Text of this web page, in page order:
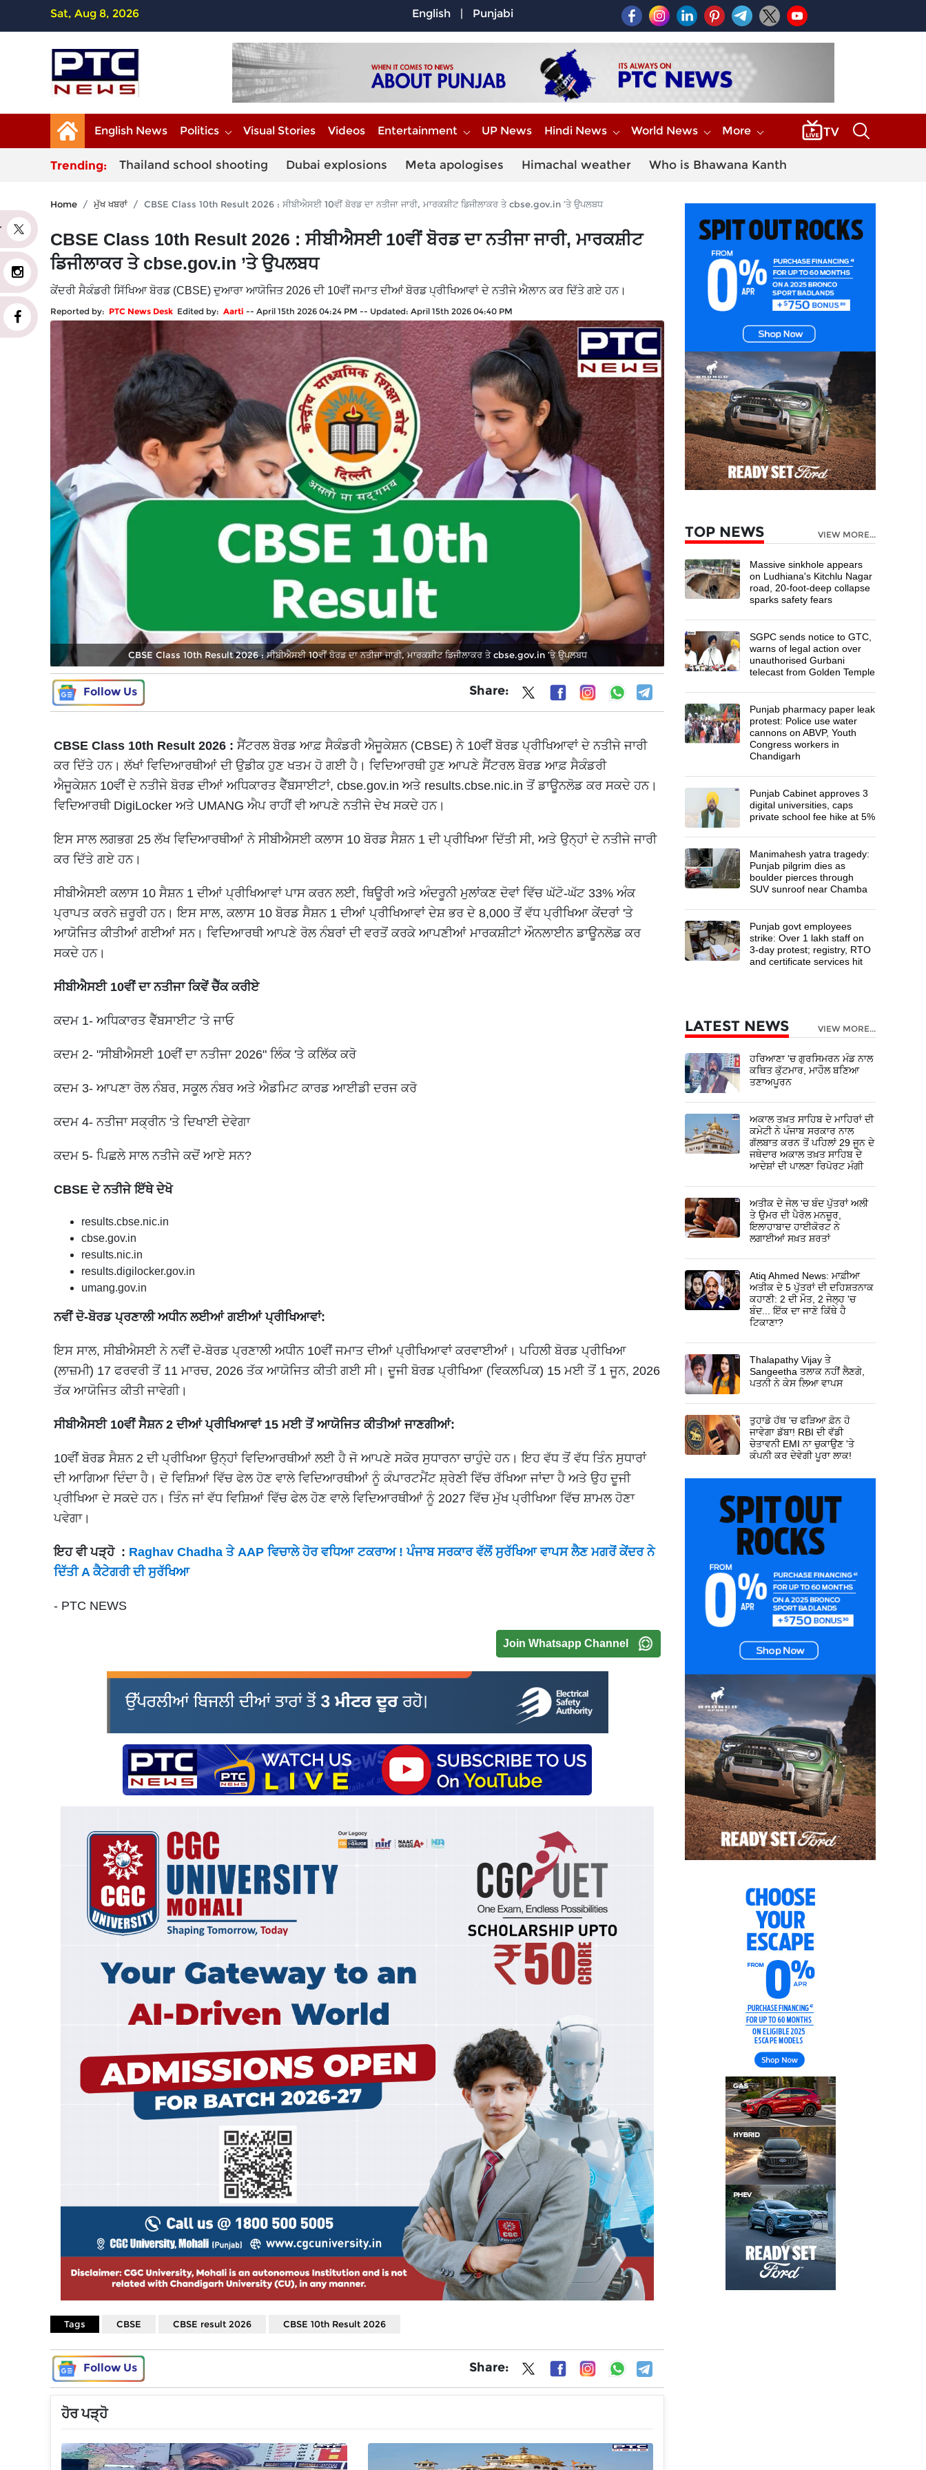
Sat, Aug 8, 2026 English | Punjabi
English News Politics Visual Stories Videos Entertainment UP News Hindi News World News More
Trending: Thailand school shooting Dubai explosions Meta apologises Himachal weather Who is Bhawana Kanth
Home ਮੁੱਖ ਖਬਰਾਂ CBSE Class 10th Result 2026 : ਸੀਬੀਐਸਈ 10ਵੀਂ ਬੋਰਡ ਦਾ ਨਤੀਜਾ ਜਾਰੀ, ਮਾਰਕਸ਼ੀਟ ਡਿਜੀਲਾਕਰ ਤੇ cbse.gov.in ’ਤੇ ਉਪਲਬਧ
CBSE Class 10th Result 2026 : ਸੀਬੀਐਸਈ 10ਵੀਂ ਬੋਰਡ ਦਾ ਨਤੀਜਾ ਜਾਰੀ, ਮਾਰਕਸ਼ੀਟ
ਡਿਜੀਲਾਕਰ ਤੇ cbse.gov.in ’ਤੇ ਉਪਲਬਧ
ਕੇਂਦਰੀ ਸੈਕੰਡਰੀ ਸਿੱਖਿਆ ਬੋਰਡ (CBSE) ਦੁਆਰਾ ਆਯੋਜਿਤ 2026 ਦੀ 10ਵੀਂ ਜਮਾਤ ਦੀਆਂ ਬੋਰਡ ਪ੍ਰੀਖਿਆਵਾਂ ਦੇ ਨਤੀਜੇ ਐਲਾਨ ਕਰ ਦਿੱਤੇ ਗਏ ਹਨ।
Reported by: PTC News Desk Edited by: Aarti -- April 15th 2026 04:24 PM -- Updated: April 15th 2026 04:40 PM
CBSE Class 10th Result 2026 : ਸੀਬੀਐਸਈ 10ਵੀਂ ਬੋਰਡ ਦਾ ਨਤੀਜਾ ਜਾਰੀ, ਮਾਰਕਸ਼ੀਟ ਡਿਜੀਲਾਕਰ ਤੇ cbse.gov.in ’ਤੇ ਉਪਲਬਧ
Follow Us Share:
CBSE Class 10th Result 2026 : ਸੈਂਟਰਲ ਬੋਰਡ ਆਫ਼ ਸੈਕੰਡਰੀ ਐਜੂਕੇਸ਼ਨ (CBSE) ਨੇ 10ਵੀਂ ਬੋਰਡ ਪ੍ਰੀਖਿਆਵਾਂ ਦੇ ਨਤੀਜੇ ਜਾਰੀ
ਕਰ ਦਿੱਤੇ ਹਨ। ਲੱਖਾਂ ਵਿਦਿਆਰਥੀਆਂ ਦੀ ਉਡੀਕ ਹੁਣ ਖਤਮ ਹੋ ਗਈ ਹੈ। ਵਿਦਿਆਰਥੀ ਹੁਣ ਆਪਣੇ ਸੈਂਟਰਲ ਬੋਰਡ ਆਫ਼ ਸੈਕੰਡਰੀ
ਐਜੂਕੇਸ਼ਨ 10ਵੀਂ ਦੇ ਨਤੀਜੇ ਬੋਰਡ ਦੀਆਂ ਅਧਿਕਾਰਤ ਵੈੱਬਸਾਈਟਾਂ, cbse.gov.in ਅਤੇ results.cbse.nic.in ਤੋਂ ਡਾਊਨਲੋਡ ਕਰ ਸਕਦੇ ਹਨ।
ਵਿਦਿਆਰਥੀ DigiLocker ਅਤੇ UMANG ਐਪ ਰਾਹੀਂ ਵੀ ਆਪਣੇ ਨਤੀਜੇ ਦੇਖ ਸਕਦੇ ਹਨ।
ਇਸ ਸਾਲ ਲਗਭਗ 25 ਲੱਖ ਵਿਦਿਆਰਥੀਆਂ ਨੇ ਸੀਬੀਐਸਈ ਕਲਾਸ 10 ਬੋਰਡ ਸੈਸ਼ਨ 1 ਦੀ ਪ੍ਰੀਖਿਆ ਦਿੱਤੀ ਸੀ, ਅਤੇ ਉਨ੍ਹਾਂ ਦੇ ਨਤੀਜੇ ਜਾਰੀ
ਕਰ ਦਿੱਤੇ ਗਏ ਹਨ।
ਸੀਬੀਐਸਈ ਕਲਾਸ 10 ਸੈਸ਼ਨ 1 ਦੀਆਂ ਪ੍ਰੀਖਿਆਵਾਂ ਪਾਸ ਕਰਨ ਲਈ, ਥਿਊਰੀ ਅਤੇ ਅੰਦਰੂਨੀ ਮੁਲਾਂਕਣ ਦੋਵਾਂ ਵਿੱਚ ਘੱਟੋ-ਘੱਟ 33% ਅੰਕ
ਪ੍ਰਾਪਤ ਕਰਨੇ ਜ਼ਰੂਰੀ ਹਨ। ਇਸ ਸਾਲ, ਕਲਾਸ 10 ਬੋਰਡ ਸੈਸ਼ਨ 1 ਦੀਆਂ ਪ੍ਰੀਖਿਆਵਾਂ ਦੇਸ਼ ਭਰ ਦੇ 8,000 ਤੋਂ ਵੱਧ ਪ੍ਰੀਖਿਆ ਕੇਂਦਰਾਂ 'ਤੇ
ਆਯੋਜਿਤ ਕੀਤੀਆਂ ਗਈਆਂ ਸਨ। ਵਿਦਿਆਰਥੀ ਆਪਣੇ ਰੋਲ ਨੰਬਰਾਂ ਦੀ ਵਰਤੋਂ ਕਰਕੇ ਆਪਣੀਆਂ ਮਾਰਕਸ਼ੀਟਾਂ ਔਨਲਾਈਨ ਡਾਊਨਲੋਡ ਕਰ
ਸਕਦੇ ਹਨ।
ਸੀਬੀਐਸਈ 10ਵੀਂ ਦਾ ਨਤੀਜਾ ਕਿਵੇਂ ਚੈੱਕ ਕਰੀਏ
ਕਦਮ 1- ਅਧਿਕਾਰਤ ਵੈੱਬਸਾਈਟ 'ਤੇ ਜਾਓ
ਕਦਮ 2- "ਸੀਬੀਐਸਈ 10ਵੀਂ ਦਾ ਨਤੀਜਾ 2026" ਲਿੰਕ 'ਤੇ ਕਲਿੱਕ ਕਰੋ
ਕਦਮ 3- ਆਪਣਾ ਰੋਲ ਨੰਬਰ, ਸਕੂਲ ਨੰਬਰ ਅਤੇ ਐਡਮਿਟ ਕਾਰਡ ਆਈਡੀ ਦਰਜ ਕਰੋ
ਕਦਮ 4- ਨਤੀਜਾ ਸਕ੍ਰੀਨ 'ਤੇ ਦਿਖਾਈ ਦੇਵੇਗਾ
ਕਦਮ 5- ਪਿਛਲੇ ਸਾਲ ਨਤੀਜੇ ਕਦੋਂ ਆਏ ਸਨ?
CBSE ਦੇ ਨਤੀਜੇ ਇੱਥੇ ਦੇਖੋ
results.cbse.nic.in
cbse.gov.in
results.nic.in
results.digilocker.gov.in
umang.gov.in
ਨਵੀਂ ਦੋ-ਬੋਰਡ ਪ੍ਰਣਾਲੀ ਅਧੀਨ ਲਈਆਂ ਗਈਆਂ ਪ੍ਰੀਖਿਆਵਾਂ:
ਇਸ ਸਾਲ, ਸੀਬੀਐਸਈ ਨੇ ਨਵੀਂ ਦੋ-ਬੋਰਡ ਪ੍ਰਣਾਲੀ ਅਧੀਨ 10ਵੀਂ ਜਮਾਤ ਦੀਆਂ ਪ੍ਰੀਖਿਆਵਾਂ ਕਰਵਾਈਆਂ। ਪਹਿਲੀ ਬੋਰਡ ਪ੍ਰੀਖਿਆ
(ਲਾਜ਼ਮੀ) 17 ਫਰਵਰੀ ਤੋਂ 11 ਮਾਰਚ, 2026 ਤੱਕ ਆਯੋਜਿਤ ਕੀਤੀ ਗਈ ਸੀ। ਦੂਜੀ ਬੋਰਡ ਪ੍ਰੀਖਿਆ (ਵਿਕਲਪਿਕ) 15 ਮਈ ਤੋਂ 1 ਜੂਨ, 2026
ਤੱਕ ਆਯੋਜਿਤ ਕੀਤੀ ਜਾਵੇਗੀ।
ਸੀਬੀਐਸਈ 10ਵੀਂ ਸੈਸ਼ਨ 2 ਦੀਆਂ ਪ੍ਰੀਖਿਆਵਾਂ 15 ਮਈ ਤੋਂ ਆਯੋਜਿਤ ਕੀਤੀਆਂ ਜਾਣਗੀਆਂ:
10ਵੀਂ ਬੋਰਡ ਸੈਸ਼ਨ 2 ਦੀ ਪ੍ਰੀਖਿਆ ਉਨ੍ਹਾਂ ਵਿਦਿਆਰਥੀਆਂ ਲਈ ਹੈ ਜੋ ਆਪਣੇ ਸਕੋਰ ਸੁਧਾਰਨਾ ਚਾਹੁੰਦੇ ਹਨ। ਇਹ ਵੱਧ ਤੋਂ ਵੱਧ ਤਿੰਨ ਸੁਧਾਰਾਂ
ਦੀ ਆਗਿਆ ਦਿੰਦਾ ਹੈ। ਦੋ ਵਿਸ਼ਿਆਂ ਵਿੱਚ ਫੇਲ ਹੋਣ ਵਾਲੇ ਵਿਦਿਆਰਥੀਆਂ ਨੂੰ ਕੰਪਾਰਟਮੈਂਟ ਸ਼੍ਰੇਣੀ ਵਿੱਚ ਰੱਖਿਆ ਜਾਂਦਾ ਹੈ ਅਤੇ ਉਹ ਦੂਜੀ
ਪ੍ਰੀਖਿਆ ਦੇ ਸਕਦੇ ਹਨ। ਤਿੰਨ ਜਾਂ ਵੱਧ ਵਿਸ਼ਿਆਂ ਵਿੱਚ ਫੇਲ ਹੋਣ ਵਾਲੇ ਵਿਦਿਆਰਥੀਆਂ ਨੂੰ 2027 ਵਿੱਚ ਮੁੱਖ ਪ੍ਰੀਖਿਆ ਵਿੱਚ ਸ਼ਾਮਲ ਹੋਣਾ
ਪਵੇਗਾ।
ਇਹ ਵੀ ਪੜ੍ਹੋ : Raghav Chadha ਤੇ AAP ਵਿਚਾਲੇ ਹੋਰ ਵਧਿਆ ਟਕਰਾਅ ! ਪੰਜਾਬ ਸਰਕਾਰ ਵੱਲੋਂ ਸੁਰੱਖਿਆ ਵਾਪਸ ਲੈਣ ਮਗਰੋਂ ਕੇਂਦਰ ਨੇ
ਦਿੱਤੀ A ਕੈਟੇਗਰੀ ਦੀ ਸੁਰੱਖਿਆ
- PTC NEWS
Join Whatsapp Channel
Tags CBSE CBSE result 2026 CBSE 10th Result 2026
Follow Us Share:
ਹੋਰ ਪੜ੍ਹੋ
TOP NEWS VIEW MORE...
Massive sinkhole appears
on Ludhiana's Kitchlu Nagar
road, 20-foot-deep collapse
sparks safety fears
SGPC sends notice to GTC,
warns of legal action over
unauthorised Gurbani
telecast from Golden Temple
Punjab pharmacy paper leak
protest: Police use water
cannons on ABVP, Youth
Congress workers in
Chandigarh
Punjab Cabinet approves 3
digital universities, caps
private school fee hike at 5%
Manimahesh yatra tragedy:
Punjab pilgrim dies as
boulder pierces through
SUV sunroof near Chamba
Punjab govt employees
strike: Over 1 lakh staff on
3-day protest; registry, RTO
and certificate services hit
LATEST NEWS VIEW MORE...
ਹਰਿਆਣਾ 'ਚ ਗੁਰਸਿਮਰਨ ਮੰਡ ਨਾਲ
ਕਥਿਤ ਕੁੱਟਮਾਰ, ਮਾਹੌਲ ਬਣਿਆ
ਤਣਾਅਪੂਰਨ
ਅਕਾਲ ਤਖ਼ਤ ਸਾਹਿਬ ਦੇ ਮਾਹਿਰਾਂ ਦੀ
ਕਮੇਟੀ ਨੇ ਪੰਜਾਬ ਸਰਕਾਰ ਨਾਲ
ਗੱਲਬਾਤ ਕਰਨ ਤੋਂ ਪਹਿਲਾਂ 29 ਜੂਨ ਦੇ
ਜਥੇਦਾਰ ਅਕਾਲ ਤਖ਼ਤ ਸਾਹਿਬ ਦੇ
ਆਦੇਸ਼ਾਂ ਦੀ ਪਾਲਣਾ ਰਿਪੋਰਟ ਮੰਗੀ
ਅਤੀਕ ਦੇ ਜੇਲ 'ਚ ਬੰਦ ਪੁੱਤਰਾਂ ਅਲੀ
ਤੇ ਉਮਰ ਦੀ ਪੈਰੋਲ ਮਨਜ਼ੂਰ,
ਇਲਾਹਾਬਾਦ ਹਾਈਕੋਰਟ ਨੇ
ਲਗਾਈਆਂ ਸਖ਼ਤ ਸ਼ਰਤਾਂ
Atiq Ahmed News: ਮਾਫ਼ੀਆ
ਅਤੀਕ ਦੇ 5 ਪੁੱਤਰਾਂ ਦੀ ਦਹਿਸ਼ਤਨਾਕ
ਕਹਾਣੀ: 2 ਦੀ ਮੌਤ, 2 ਜੇਲ੍ਹ 'ਚ
ਬੰਦ... ਇੱਕ ਦਾ ਜਾਣੋ ਕਿੱਥੇ ਹੈ
ਟਿਕਾਣਾ?
Thalapathy Vijay ਤੇ
Sangeetha ਤਲਾਕ ਨਹੀਂ ਲੈਣਗੇ,
ਪਤਨੀ ਨੇ ਕੇਸ ਲਿਆ ਵਾਪਸ
ਤੁਹਾਡੇ ਹੱਥ 'ਚ ਫੜਿਆ ਫ਼ੋਨ ਹੋ
ਜਾਵੇਗਾ ਡੱਬਾ! RBI ਦੀ ਵੱਡੀ
ਚੇਤਾਵਨੀ EMI ਨਾ ਚੁਕਾਉਣ 'ਤੇ
ਕੰਪਨੀ ਕਰ ਦੇਵੇਗੀ ਪੂਰਾ ਲਾਕ!